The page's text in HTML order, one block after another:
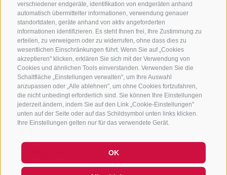
verschiedener endgeräte, identifikation von endgeräten anhand
automatisch übermittelter informationen, verwendung genauer
standortdaten, geräte anhand von aktiv angeforderten
informationen identifizieren. Es steht Ihnen frei, Ihre Zustimmung zu
erteilen, zu verweigern oder zu widerrufen, ohne dass dies zu
wesentlichen Einschränkungen führt. Wenn Sie auf „Cookies
akzeptieren" klicken, erklären Sie sich mit der Verwendung von
Cookies und ähnlichen Tools einverstanden. Verwenden Sie die
Schaltfläche „Einstellungen verwalten", um Ihre Auswahl
anzupassen oder „Alle ablehnen", um ohne Cookies fortzufahren,
die nicht unbedingt erforderlich sind. Sie können Ihre Einstellungen
jederzeit ändern, indem Sie auf den Link „Cookie-Einstellungen"
unten auf der Seite oder auf das Schildsymbol unten links klicken.
Ihre Einstellungen gelten nur für das verwendete Gerät.
OK
Map data ©LTSOSM Route berechnen
Gogererhof / St. Anton 42A, Jaufental
Hi, I'm Sterzi and I can help you